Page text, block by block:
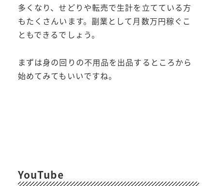
多くなり、せどりや転売で生計を立てている方
もたくさんいます。副業として月数万円稼ぐこ
ともできるでしょう。
まずは身の回りの不用品を出品するところから
始めてみてもいいですね。
YouTube